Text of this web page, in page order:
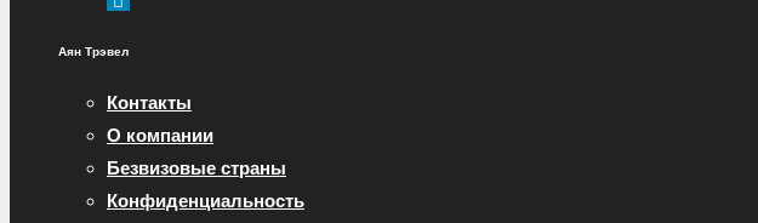
Аян Трэвел
Контакты
О компании
Безвизовые страны
Конфиденциальность